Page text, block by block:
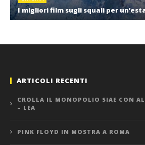
I migliori film sugli squali per
ARTICOLI RECENTI
CROLLA IL MONOPOLIO SIAE CON
– LEA
PINK FLOYD IN MOSTRA A ROMA